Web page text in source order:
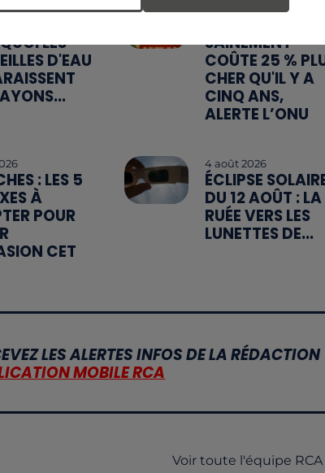
LES
D'EAU
SAINEMENT
COÛTE 25 %
CHER QU'IL Y A
CINQ ANS,
ALERTE L’ONU
: LES 5
À
POUR
CET
4 août 2026
ÉCLIPSE
DU 12 AOÛT : LA
RUÉE VERS LES
LUNETTES DE...
LES ALERTES INFOS DE LA RÉDACTION
MOBILE RCA
Voir toute l'équipe RCA